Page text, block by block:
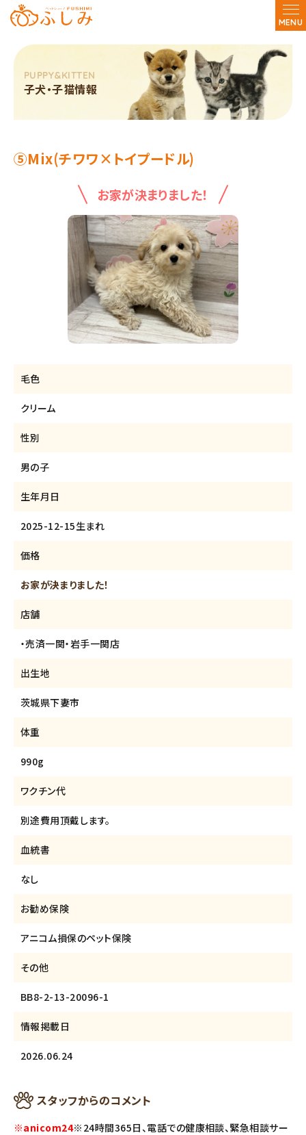
MENU
子犬・子猫情報
⑤Mix(チワワ×トイプードル)
お家が決まりました！
毛色
クリーム
性別
男の子
生年月日
2025-12-15生まれ
価格
お家が決まりました！
店舗
・売済一関・岩手一関店
出生地
茨城県下妻市
体重
990g
ワクチン代
別途費用頂戴します。
血統書
なし
お勧め保険
アニコム損保のペット保険
その他
BB8-2-13-20096-1
情報掲載日
2026.06.24
スタッフからのコメント
※anicom24※24時間365日、電話での健康相談、緊急相談サー